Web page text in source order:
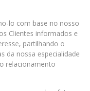
lo com base no nosso
Clientes informados e
partilhando o
da nossa especialidade
relacionamento